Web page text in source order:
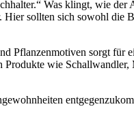
Was klingt, wie
Hier sollten sich sowohl
Pflanzenmotiven sorgt für
Produkte wie